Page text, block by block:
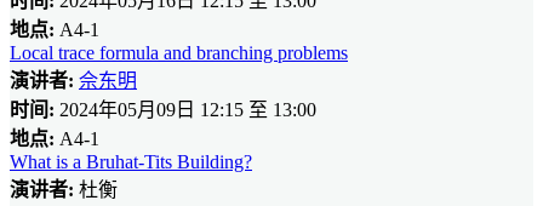
地点: A4-1
Local trace formula and branching problems
演讲者: 佘东明
时间: 2024年05月09日 12:15 至 13:00
地点: A4-1
What is a Bruhat-Tits Building?
演讲者: 杜衡